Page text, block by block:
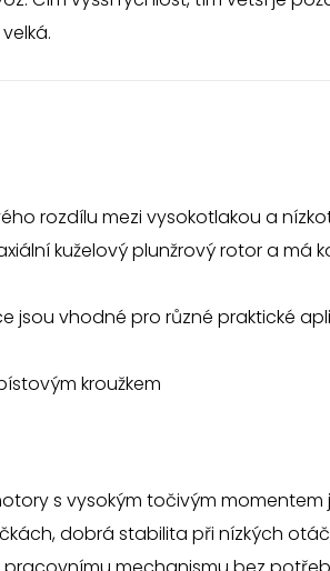
rozdílu mezi vysokotlakou a
kuželový plunžrový rotor a
vhodné pro různé praktické
kroužkem
s vysokým točivým
dobrá stabilita při nízkých